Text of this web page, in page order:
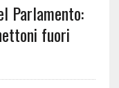
Parlamento:
fuori